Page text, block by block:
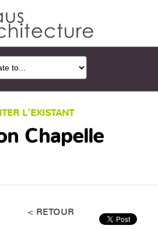
L'EXISTANT
Chapelle
< RETOUR